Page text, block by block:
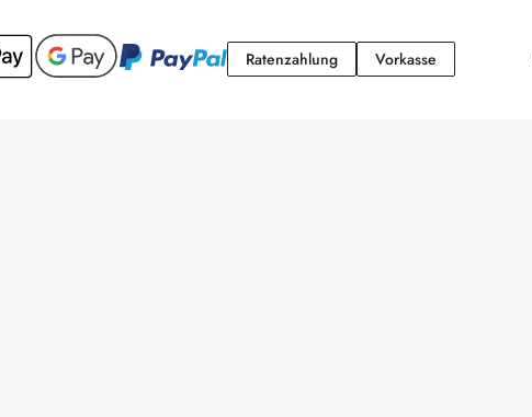
RatenzahlungRatenzahlung
VorkasseVorkasse